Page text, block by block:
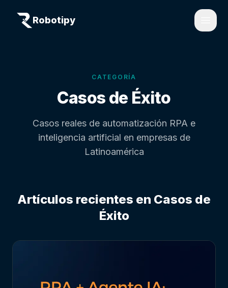
Robotipy
CATEGORÍA
Casos de Éxito
Casos reales de automatización RPA e
inteligencia artificial en empresas de
Latinoamérica
Artículos recientes en Casos de
Éxito